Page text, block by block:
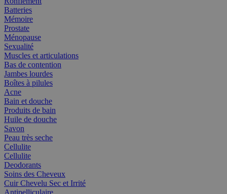
Batteries
Mémoire
Prostate
Ménopause
Sexualité
Muscles et articulations
Bas de contention
Jambes lourdes
Boîtes à pilules
Acne
Bain et douche
Produits de bain
Huile de douche
Savon
Peau très seche
Cellulite
Cellulite
Deodorants
Soins des Cheveux
Cuir Chevelu Sec et Irrité